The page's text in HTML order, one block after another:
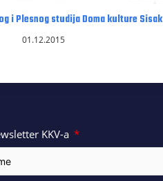
i Plesnog studija Doma kulture Sisak
01.12.2015
KKV-a